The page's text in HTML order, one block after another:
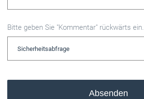
Bitte geben Sie "Kommentar" rückwärts ein.
Absenden